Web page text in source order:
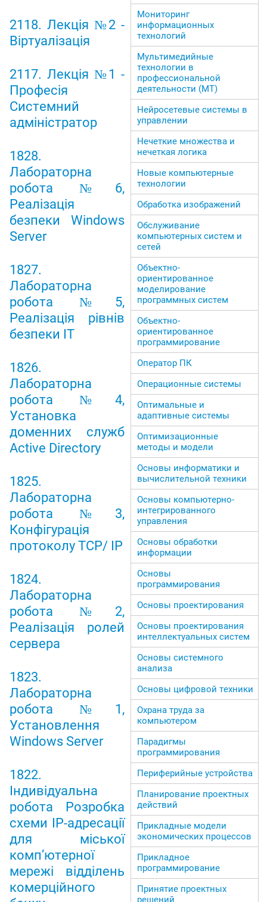
2118. Лекція №2 -
Віртуалізація
2117. Лекція №1 -
Професія
Системний
адміністратор
1828.
Лабораторна
робота №6,
Реалізація
безпеки Windows
Server
1827.
Лабораторна
робота №5,
Реалізація рівнів
безпеки ІТ
1826.
Лабораторна
робота №4,
Установка
доменних служб
Active Directory
1825.
Лабораторна
робота №3,
Конфігурація
протоколу TCP/ IP
1824.
Лабораторна
робота №2,
Реалізація ролей
сервера
1823.
Лабораторна
робота №1,
Установлення
Windows Server
1822.
Індивідуальна
робота Розробка
схеми IP-адресації
для міської
комп’ютерної
мережі відділень
комерційного
Мониторинг
информационных
технологий
Мультимедийные
технологии в
профессиональной
деятельности (МТ)
Нейросетевые системы в
управлении
Нечеткие множества и
нечеткая логика
Новые компьютерные
технологии
Обработка изображений
Обслуживание
компьютерных систем и
сетей
Объектно-
ориентированное
моделирование
программных систем
Объектно-
ориентированное
программирование
Оператор ПК
Операционные системы
Оптимальные и
адаптивные системы
Оптимизационные
методы и модели
Основы информатики и
вычислительной техники
Основы компьютерно-
интегрированного
управления
Основы обработки
информации
Основы
программирования
Основы проектирования
Основы проектирования
интеллектуальных систем
Основы системного
анализа
Основы цифровой техники
Охрана труда за
компьютером
Парадигмы
программирования
Периферийные устройства
Планирование проектных
действий
Прикладные модели
экономических процессов
Прикладное
программирование
Принятие проектных
решений